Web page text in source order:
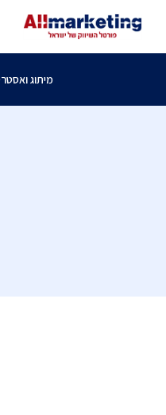
מיתוג